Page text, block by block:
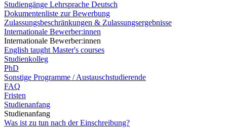
Studiengänge Lehrsprache Deutsch
Dokumentenliste zur Bewerbung
Zulassungsbeschränkungen & Zulassungsergebnisse
Internationale Bewerber:innen
Internationale Bewerber:innen
English taught Master's courses
Studienkolleg
PhD
Sonstige Programme / Austauschstudierende
FAQ
Fristen
Studienanfang
Studienanfang
Was ist zu tun nach der Einschreibung?